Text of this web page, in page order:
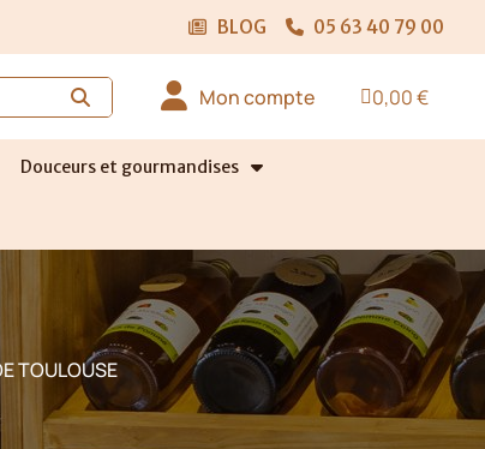
BLOG 05 63 40 79 00
Mon compte 0,00 €
Douceurs et gourmandises
TOULOUSE